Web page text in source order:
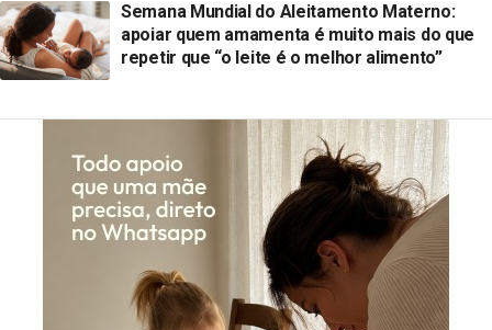
Semana Mundial do Aleitamento Materno:
apoiar quem amamenta é muito mais do que
repetir que “o leite é o melhor alimento”